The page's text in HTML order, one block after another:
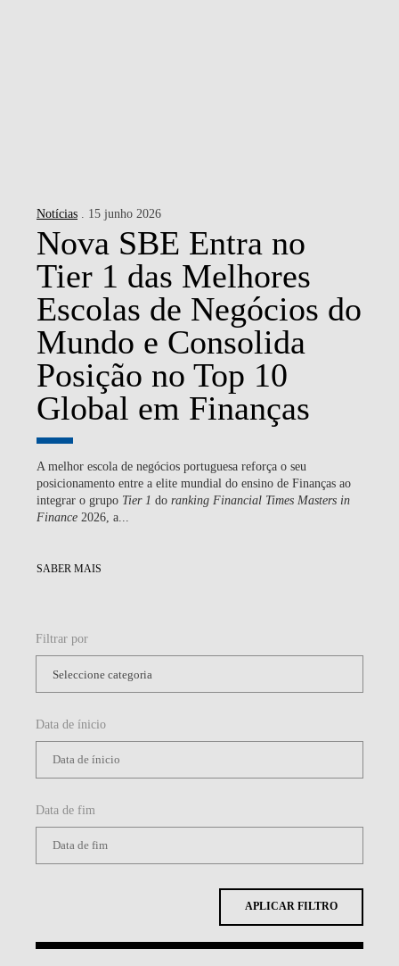
Notícias . 15 junho 2026
Nova SBE Entra no
Tier 1 das Melhores
Escolas de Negócios do
Mundo e Consolida
Posição no Top 10
Global em Finanças
A melhor escola de negócios portuguesa reforça o seu
posicionamento entre a elite mundial do ensino de Finanças ao
integrar o grupo Tier 1 doranking Financial Times Masters in
Finance 2026, a...
SABER MAIS
Filtrar por
Data de ínicio
Data de fim
APLICAR FILTRO